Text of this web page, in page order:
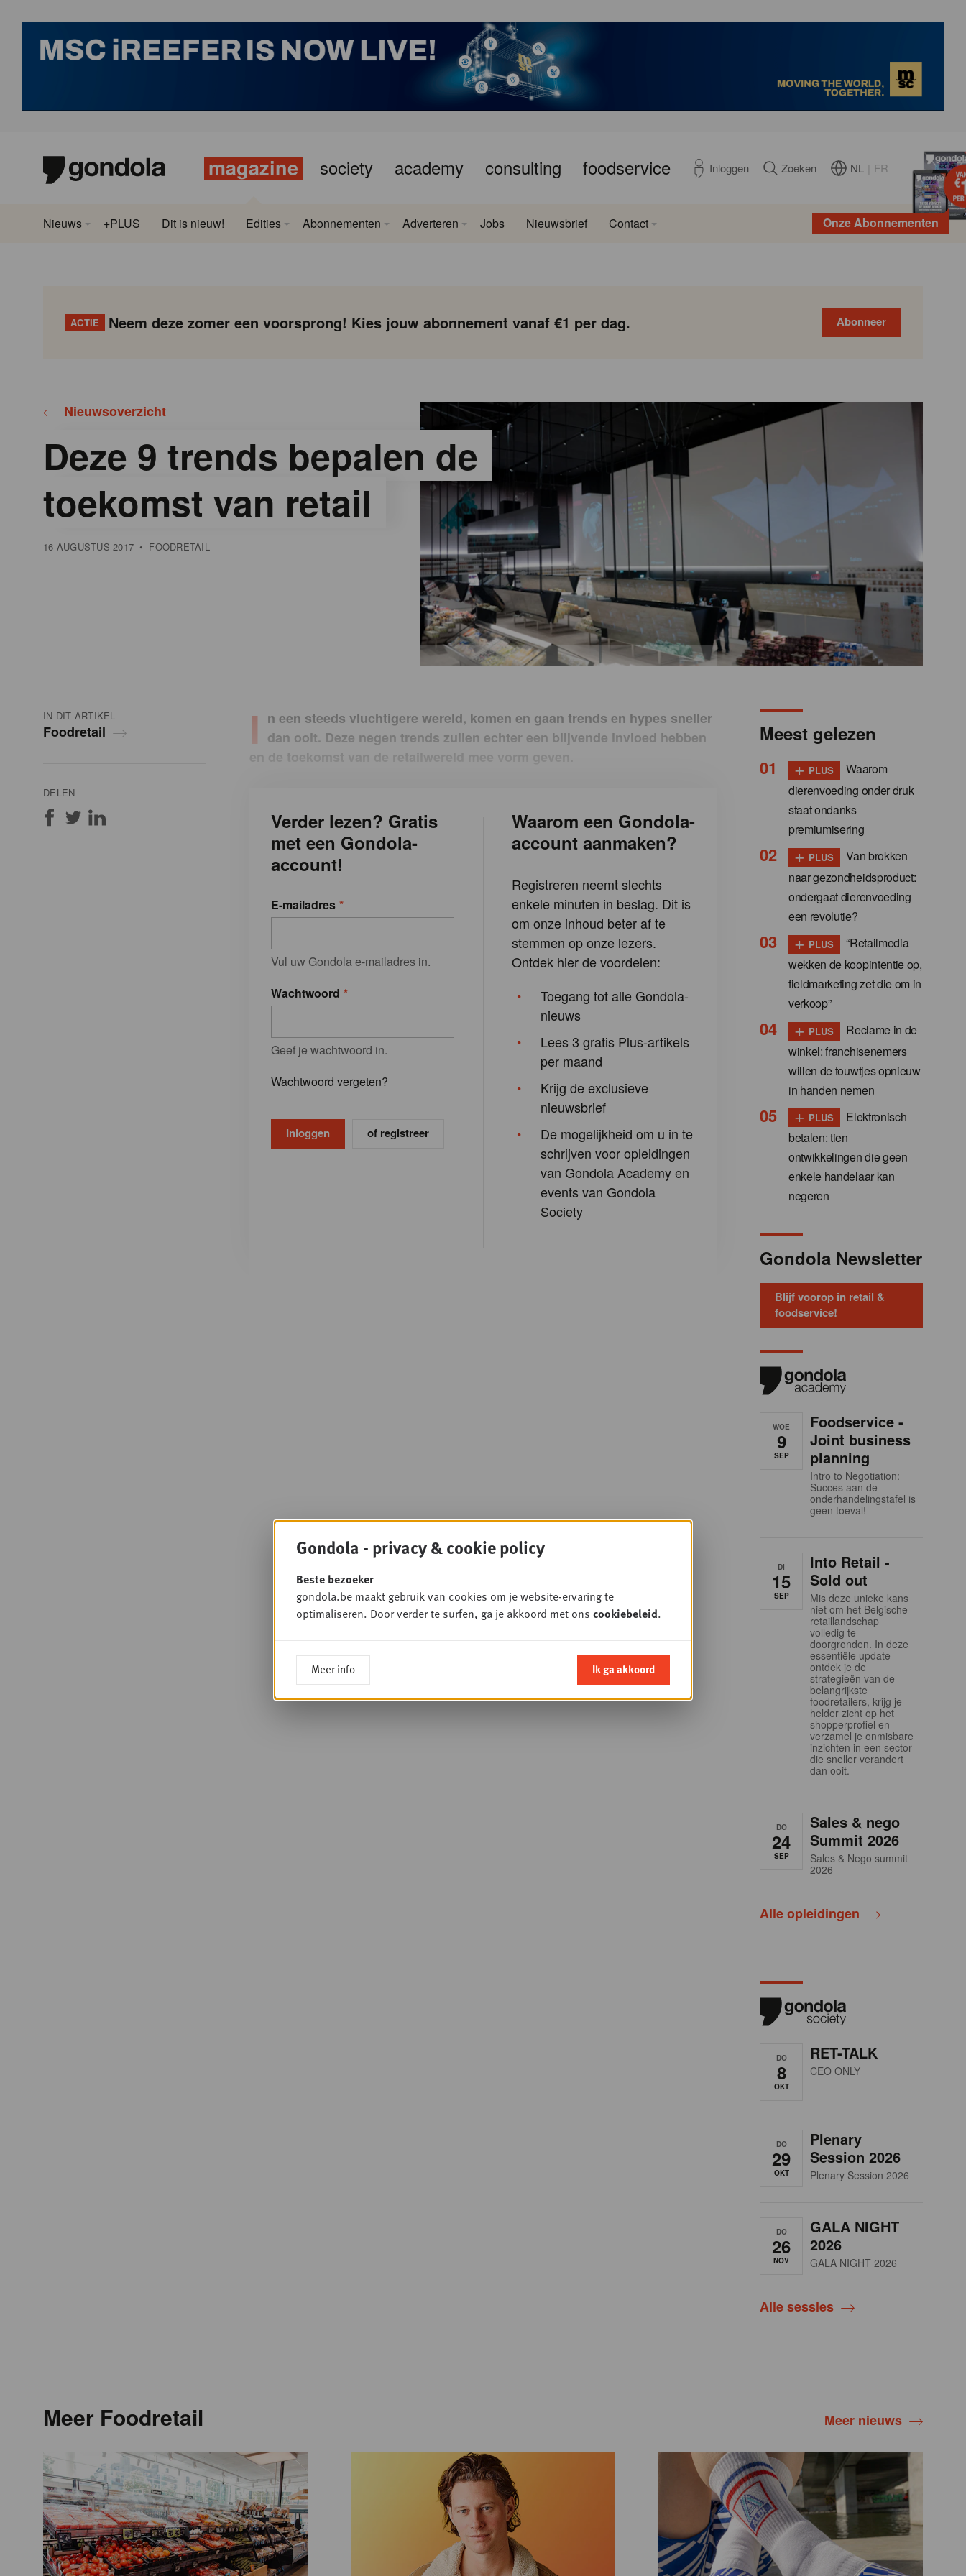
magazine society academy consulting foodservice Inloggen Zoeken NL FR
Onze Abonnementen
Nieuws +PLUS Dit is nieuw! Edities Abonnementen Adverteren Jobs Nieuwsbrief Contact
ACTIE Neem deze zomer een voorsprong! Kies jouw abonnement vanaf €1 per dag. Abonneer
Nieuwsoverzicht
Deze 9 trends bepalen de
toekomst van retail
16 AUGUSTUS 2017 • FOODRETAIL
IN DIT ARTIKEL
Foodretail
DELEN
I n een steeds vluchtigere wereld, komen en gaan trends en hypes sneller
dan ooit. Deze negen trends zullen echter een blijvende invloed hebben
en de toekomst van de retailwereld mee vorm geven.
Verder lezen? Gratis
met een Gondola-
account!
E-mailadres
Vul uw Gondola e-mailadres in.
Wachtwoord
Geef je wachtwoord in.
Wachtwoord vergeten?
of registreer
Waarom een Gondola-
account aanmaken?
Registreren neemt slechts
enkele minuten in beslag. Dit is
om onze inhoud beter af te
stemmen op onze lezers.
Ontdek hier de voordelen:
Toegang tot alle Gondola-
nieuws
Lees 3 gratis Plus-artikels
per maand
Krijg de exclusieve
nieuwsbrief
De mogelijkheid om u in te
schrijven voor opleidingen
van Gondola Academy en
events van Gondola
Society
Meest gelezen
+ PLUS
Waarom
dierenvoeding onder druk
staat ondanks
premiumisering
+ PLUS
Van brokken
naar gezondheidsproduct:
ondergaat dierenvoeding
een revolutie?
+ PLUS
“Retailmedia
wekken de koopintentie op,
fieldmarketing zet die om in
verkoop”
+ PLUS
Reclame in de
winkel: franchisenemers
willen de touwtjes opnieuw
in handen nemen
+ PLUS
Elektronisch
betalen: tien
ontwikkelingen die geen
enkele handelaar kan
negeren
Gondola Newsletter
Blijf voorop in retail &
foodservice!
WOE
9
SEP
Foodservice -
Joint business
planning
Intro to Negotiation:
Succes aan de
onderhandelingstafel is
geen toeval!
DI
15
SEP
Into Retail -
Sold out
Mis deze unieke kans
niet om het Belgische
retaillandschap
volledig te
doorgronden. In deze
essentiële update
ontdek je de
strategieën van de
belangrijkste
foodretailers, krijg je
helder zicht op het
shopperprofiel en
verzamel je onmisbare
inzichten in een sector
die sneller verandert
dan ooit.
DO
24
SEP
Sales & nego
Summit 2026
Sales & Nego summit
2026
Alle opleidingen
DO
8
OKT
RET-TALK
CEO ONLY
DO
29
OKT
Plenary
Session 2026
Plenary Session 2026
DO
26
NOV
GALA NIGHT
2026
GALA NIGHT 2026
Alle sessies
Meer Foodretail Meer nieuws
Gondola - privacy & cookie policy
Beste bezoeker
gondola.be maakt gebruik van cookies om je website-ervaring te
optimaliseren. Door verder te surfen, ga je akkoord met ons cookiebeleid.
Meer info Ik ga akkoord